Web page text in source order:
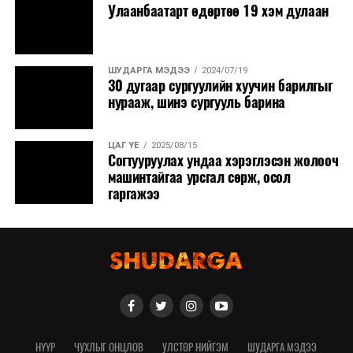
тохируулга болон ашиглалтад хүлээлгэн өгөх бэлтгэл
Улаанбаатарт өдөртөө 19 хэм дулаан
ШУДАРГА МЭДЭЭ 2024/07/19
30 дугаар сургуулийн хуучин барилгыг
нурааж, шинэ сургууль барина
ЦАГ ҮЕ 2025/08/15
Согтууруулах ундаа хэрэглэсэн жолооч
машинтайгаа урсгал сөрж, осол
гаргажээ
НҮҮР ЧУХЛЫГ ОНЦЛОВ УЛСТӨР НИЙГЭМ ШУДАРГА МЭДЭЭ